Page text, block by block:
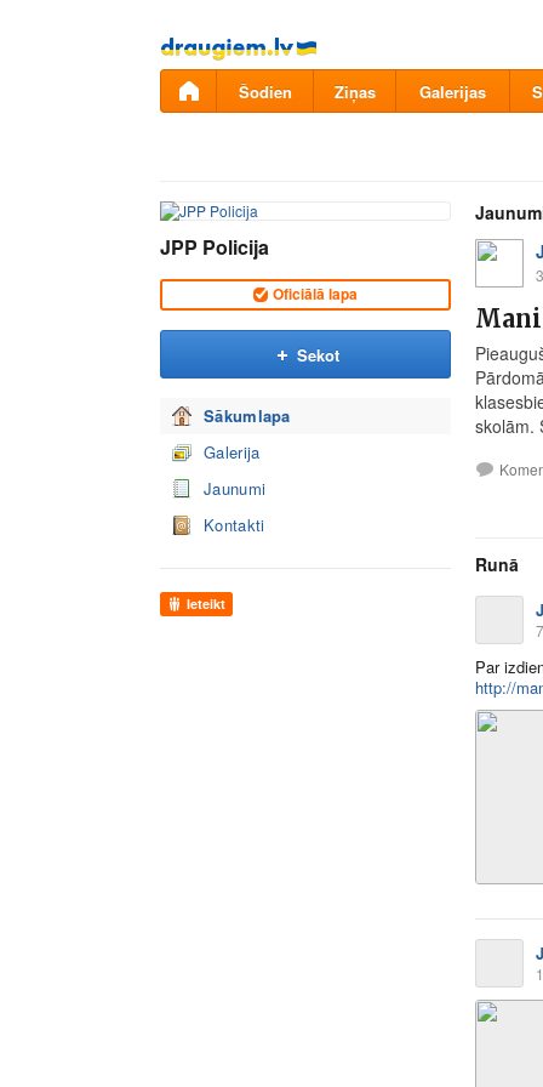
Pāriet
uz
saturu
Šodien Ziņas Galerijas
JPP Policija
Oficiālā lapa
Sekot
Sākumlapa
Galerija
Jaunumi
Kontakti
Ieteikt
skolām.
Runā
Par
http://